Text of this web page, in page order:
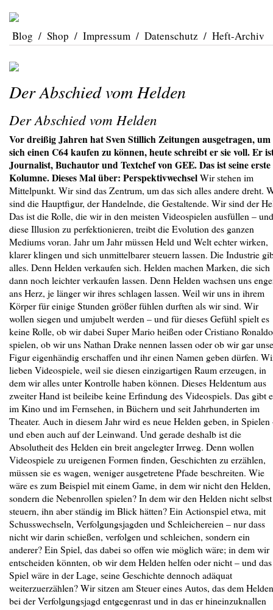
Blog / Shop / Impressum / Datenschutz / Heft-Archiv
Der Abschied vom Helden
Der Abschied vom Helden
Vor dreißig Jahren hat Sven Stillich Zeitungen ausgetragen, um
sich einen C64 kaufen zu können, heute schreibt er sie voll. Er
Journalist, Buchautor und Textchef von GEE. Das ist seine erste
Kolumne. Dieses Mal über: PerspektivwechselWir stehen im
Mittelpunkt. Wir sind das Zentrum, um das sich alles andere dreht.
sind die Hauptfigur, der Handelnde, die Gestaltende. Wir sind der
Das ist die Rolle, die wir in den meisten Videospielen ausfüllen – und
diese Illusion zu perfektionieren, treibt die Evolution des ganzen
Mediums voran. Jahr um Jahr müssen Held und Welt echter wirken,
klarer klingen und sich unmittelbarer steuern lassen. Die Industrie
alles. Denn Helden verkaufen sich. Helden machen Marken, die sich
dann noch leichter verkaufen lassen. Denn Helden wachsen uns
ans Herz, je länger wir ihres schlagen lassen. Weil wir uns in ihrem
Körper für einige Stunden größer fühlen durften als wir sind. Wir
wollen siegen und umjubelt werden – und für dieses Gefühl spielt es
keine Rolle, ob wir dabei Super Mario heißen oder Cristiano Ronaldo
spielen, ob wir uns Nathan Drake nennen lassen oder ob wir gar
Figur eigenhändig erschaffen und ihr einen Namen geben dürfen.
lieben Videospiele, weil sie diesen einzigartigen Raum erzeugen, in
dem wir alles unter Kontrolle haben können. Dieses Heldentum aus
zweiter Hand ist beileibe keine Erfindung des Videospiels. Das gibt
im Kino und im Fernsehen, in Büchern und seit Jahrhunderten im
Theater. Auch in diesem Jahr wird es neue Helden geben, in Spielen
und eben auch auf der Leinwand. Und gerade deshalb ist die
Absolutheit des Helden ein breit angelegter Irrweg. Denn wollen
Videospiele zu ureigenen Formen finden, Geschichten zu erzählen,
müssen sie es wagen, weniger ausgetretene Pfade beschreiten. Wie
wäre es zum Beispiel mit einem Game, in dem wir nicht den Helden,
sondern die Nebenrollen spielen? In dem wir den Helden nicht selbst
steuern, ihn aber ständig im Blick hätten? Ein Actionspiel etwa, mit
Schusswechseln, Verfolgungsjagden und Schleichereien – nur dass
nicht wir darin schießen, verfolgen und schleichen, sondern ein
anderer? Ein Spiel, das dabei so offen wie möglich wäre; in dem wir
entscheiden könnten, ob wir dem Helden helfen oder nicht – und das
Spiel wäre in der Lage, seine Geschichte dennoch adäquat
weiterzuerzählen? Wir sitzen am Steuer eines Autos, das dem Helden
bei der Verfolgungsjagd entgegenrast und in das er hineinzuknallen